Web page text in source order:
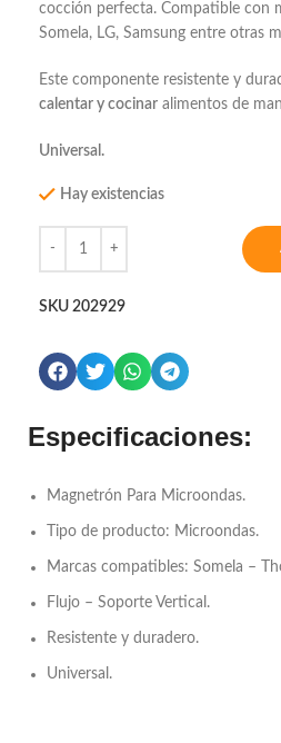
cocción perfecta. Compatible con
Somela, LG, Samsung entre otras
Este componente resistente y
calentar y cocinar alimentos de
Universal.
Hay existencias
SKU 202929
Especificaciones:
Magnetrón Para Microondas.
Tipo de producto: Microondas.
Marcas compatibles: Somela –
Flujo – Soporte Vertical.
Resistente y duradero.
Universal.